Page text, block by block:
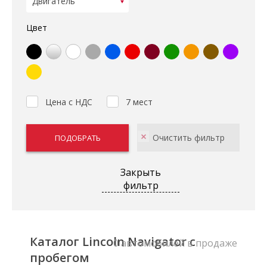
Цвет
Цена с НДС 7 мест
Закрыть
фильтр
Каталог Lincoln Navigator с
пробегом
0 автомобилей в продаже